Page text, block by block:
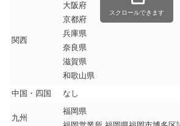
関西
大阪府
京都府
兵庫県
奈良県
滋賀県
和歌山県
中国・四国
なし
九州
福岡県
スクロールできます